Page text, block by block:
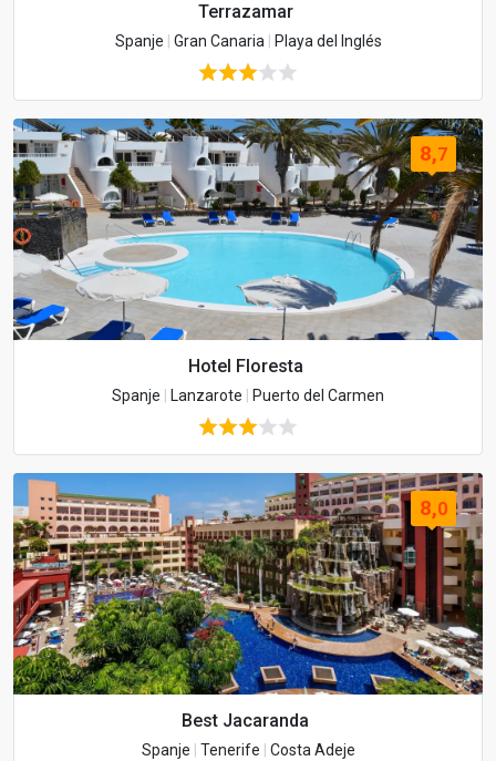
Terrazamar
Spanje Gran Canaria Playa del Inglés
8,7
Hotel Floresta
Spanje Lanzarote Puerto del Carmen
8,0
Best Jacaranda
Spanje Tenerife Costa Adeje